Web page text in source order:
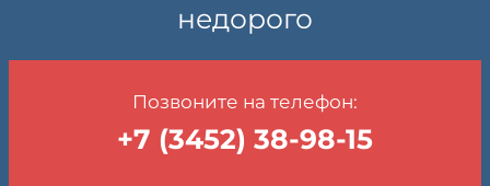
недорого
Позвоните на телефон:
+7 (3452) 38-98-15